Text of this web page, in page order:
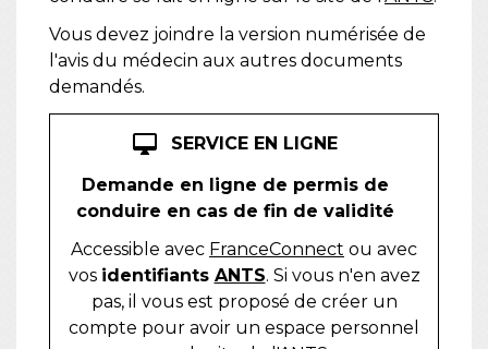
Vous devez joindre la version numérisée de
l'avis du médecin aux autres documents
demandés.
desktop_mac
SERVICE EN LIGNE
Demande en ligne de permis de
conduire en cas de fin de validité
Accessible avec FranceConnect ou avec
vos identifiants ANTS. Si vous n'en avez
pas, il vous est proposé de créer un
compte pour avoir un espace personnel